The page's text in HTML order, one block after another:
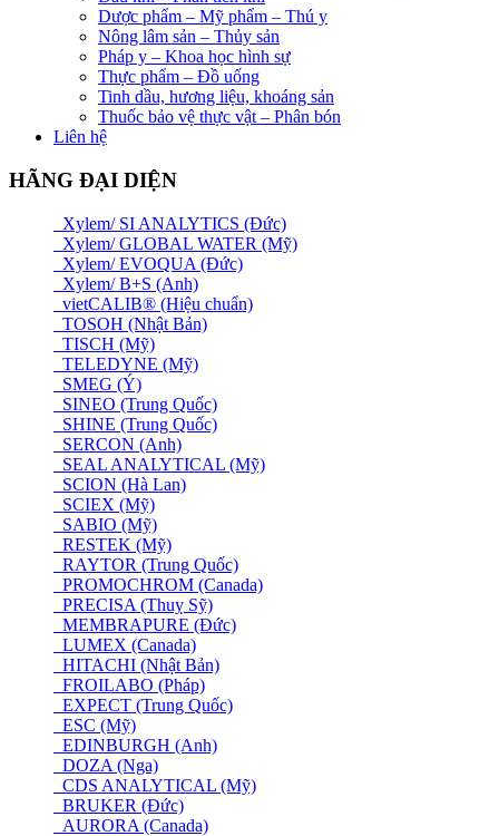
Dược phẩm – Mỹ phẩm – Thú y
Nông lâm sản – Thủy sản
Pháp y – Khoa học hình sự
Thực phẩm – Đồ uống
Tinh dầu, hương liệu, khoáng sản
Thuốc bảo vệ thực vật – Phân bón
Liên hệ
HÃNG ĐẠI DIỆN
Xylem/ SI ANALYTICS (Đức)
Xylem/ GLOBAL WATER (Mỹ)
Xylem/ EVOQUA (Đức)
Xylem/ B+S (Anh)
vietCALIB® (Hiệu chuẩn)
TOSOH (Nhật Bản)
TISCH (Mỹ)
TELEDYNE (Mỹ)
SMEG (Ý)
SINEO (Trung Quốc)
SHINE (Trung Quốc)
SERCON (Anh)
SEAL ANALYTICAL (Mỹ)
SCION (Hà Lan)
SCIEX (Mỹ)
SABIO (Mỹ)
RESTEK (Mỹ)
RAYTOR (Trung Quốc)
PROMOCHROM (Canada)
PRECISA (Thuỵ Sỹ)
MEMBRAPURE (Đức)
LUMEX (Canada)
HITACHI (Nhật Bản)
FROILABO (Pháp)
EXPECT (Trung Quốc)
ESC (Mỹ)
EDINBURGH (Anh)
DOZA (Nga)
CDS ANALYTICAL (Mỹ)
BRUKER (Đức)
AURORA (Canada)